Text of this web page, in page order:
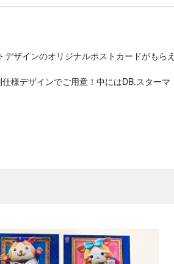
ザインのオリジナルポストカードがもらえ
様デザインでご用意！中にはDB.スターマ